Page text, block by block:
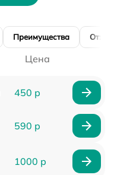
Преимущества
Цена
450 р
590 р
1000 р